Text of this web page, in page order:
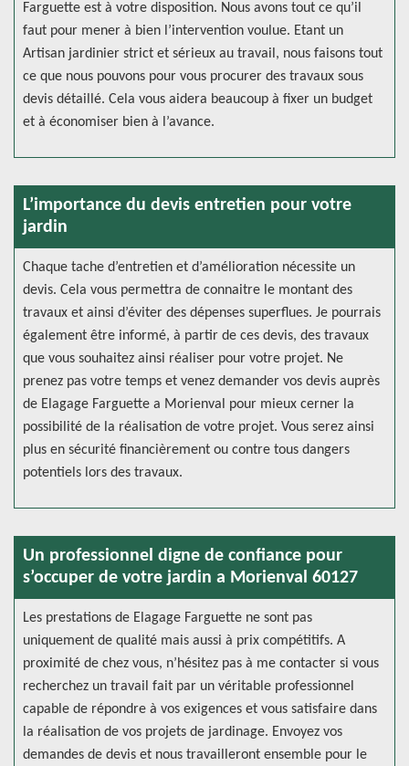
Farguette est à votre disposition. Nous avons tout ce qu’il
faut pour mener à bien l’intervention voulue. Etant un
Artisan jardinier strict et sérieux au travail, nous faisons tout
ce que nous pouvons pour vous procurer des travaux sous
devis détaillé. Cela vous aidera beaucoup à fixer un budget
et à économiser bien à l’avance.
L’importance du devis entretien pour votre
jardin
Chaque tache d’entretien et d’amélioration nécessite un
devis. Cela vous permettra de connaitre le montant des
travaux et ainsi d’éviter des dépenses superflues. Je pourrais
également être informé, à partir de ces devis, des travaux
que vous souhaitez ainsi réaliser pour votre projet. Ne
prenez pas votre temps et venez demander vos devis auprès
de Elagage Farguette a Morienval pour mieux cerner la
possibilité de la réalisation de votre projet. Vous serez ainsi
plus en sécurité financièrement ou contre tous dangers
potentiels lors des travaux.
Un professionnel digne de confiance pour
s’occuper de votre jardin a Morienval 60127
Les prestations de Elagage Farguette ne sont pas
uniquement de qualité mais aussi à prix compétitifs. A
proximité de chez vous, n’hésitez pas à me contacter si vous
recherchez un travail fait par un véritable professionnel
capable de répondre à vos exigences et vous satisfaire dans
la réalisation de vos projets de jardinage. Envoyez vos
demandes de devis et nous travailleront ensemble pour le